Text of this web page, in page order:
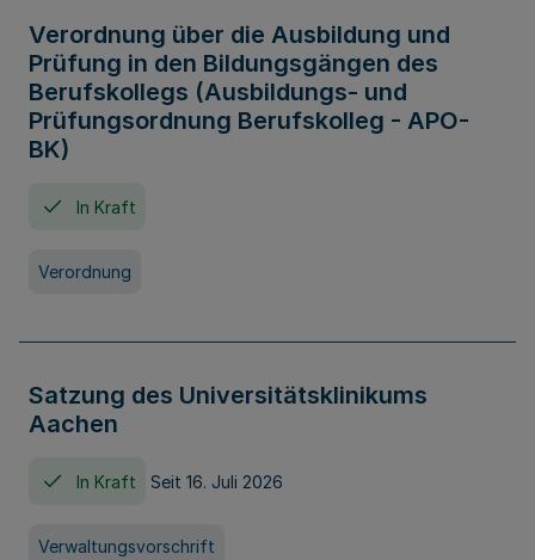
Verordnung über die Ausbildung und
Prüfung in den Bildungsgängen des
Berufskollegs (Ausbildungs- und
Prüfungsordnung Berufskolleg - APO-
BK)
In Kraft
Verordnung
Satzung des Universitätsklinikums
Aachen
In Kraft Seit 16. Juli 2026
Verwaltungsvorschrift